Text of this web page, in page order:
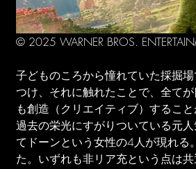
© 2025 WARNER BROS.
子どものころから憧れていた採掘
つけ、それに触れたことで、全て
も創造（クリエイティブ）するこ
過去の栄光にすがりついている元
てドーンという女性の4人が現れる
た。いずれも非リア充という点は